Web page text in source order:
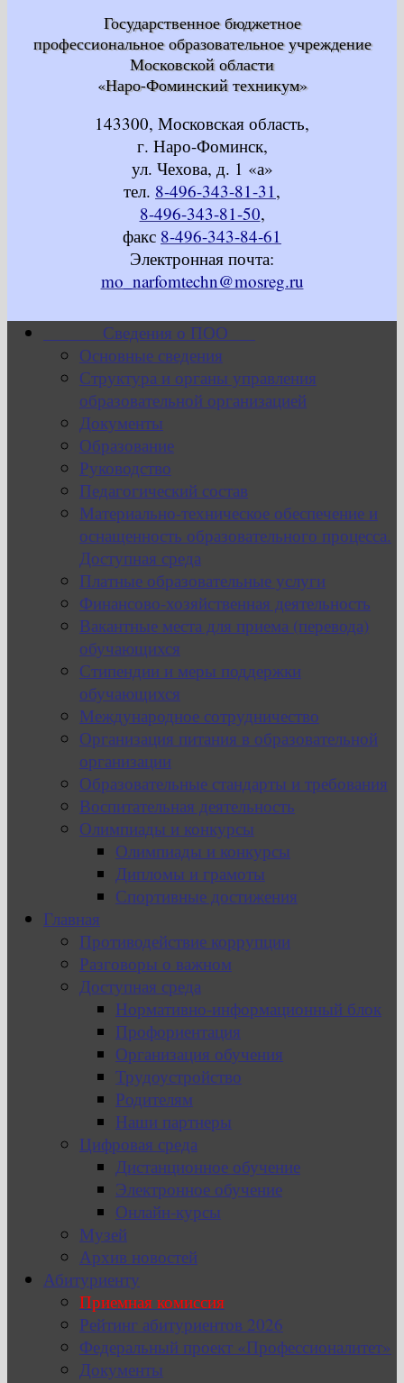
Государственное бюджетное
профессиональное образовательное учреждение
Московской области
«Наро-Фоминский техникум»
143300, Московская область,
г. Наро-Фоминск,
ул. Чехова, д. 1 «а»
тел. 8-496-343-81-31,
8-496-343-81-50,
факс 8-496-343-84-61
Электронная почта:
mo_narfomtechn@mosreg.ru
Сведения о ПОО
Основные сведения
Структура и органы управления
образовательной организацией
Документы
Образование
Руководство
Педагогический состав
Материально-техническое обеспечение и
оснащенность образовательного процесса.
Доступная среда
Платные образовательные услуги
Финансово-хозяйственная деятельность
Вакантные места для приема (перевода)
обучающихся
Стипендии и меры поддержки
обучающихся
Международное сотрудничество
Организация питания в образовательной
организации
Образовательные стандарты и требования
Воспитательная деятельность
Олимпиады и конкурсы
Олимпиады и конкурсы
Дипломы и грамоты
Спортивные достижения
Главная
Противодействие коррупции
Разговоры о важном
Доступная среда
Нормативно-информационный блок
Профориентация
Организация обучения
Трудоустройство
Родителям
Наши партнеры
Цифровая среда
Дистанционное обучение
Электронное обучение
Онлайн-курсы
Музей
Архив новостей
Абитуриенту
Приемная комиссия
Рейтинг абитуриентов 2026
Федеральный проект «Профессионалитет»
Документы